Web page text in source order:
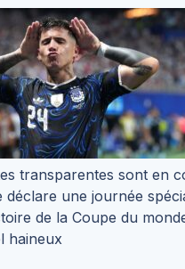
transparentes sont en
déclare une journée
de la Coupe du
haineux